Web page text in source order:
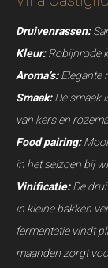
Druivenrassen:
Kleur:Robijnrode
Aroma’s:Elegante
Smaak:De smaak
van kers en
Food pairing:Mooi
in het seizoen bij
Vinificatie:De
in kleine bakken
fermentatie vindt
maanden zorgt